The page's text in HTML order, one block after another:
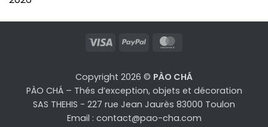
Visa PayPal
Copyright 2026 © PÀO CHÁ
PÀO CHÁ – Thés d’exception, objets et décoration
SAS THEHIS - 227 rue Jean Jaurès 83000 Toulon
Email : contact@pao-cha.com